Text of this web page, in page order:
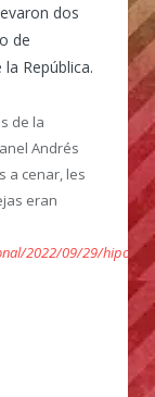
dos
de
República.
de la
Andrés
a cenar, les
eran
2022/09/29/hipolito-